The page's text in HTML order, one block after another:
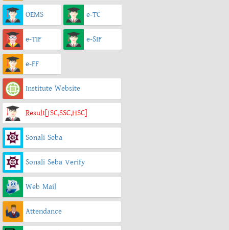
OEMS e-TC
e-TIF e-SIF
e-FF
Institute Website
Result[JSC,SSC,HSC]
Sonali Seba
Sonali Seba Verify
Web Mail
Attendance